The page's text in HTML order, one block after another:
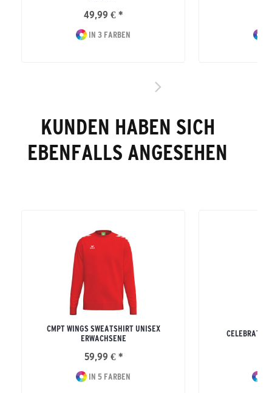
49,99 € *
IN 3 FARBEN
KUNDEN HABEN SICH
EBENFALLS ANGESEHEN
CMPT WINGS SWEATSHIRT UNISEX
ERWACHSENE
59,99 € *
IN 5 FARBEN
CELEBRATE